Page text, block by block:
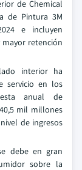
de Chemical
de Pintura 3M
e incluyen
mayor retención
interior ha
servicio en los
anual de
mil millones
de ingresos
debe en gran
sobre la